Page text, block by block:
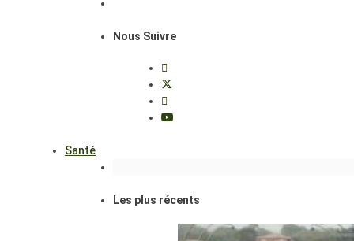
Nous Suivre
Santé
Les plus récents